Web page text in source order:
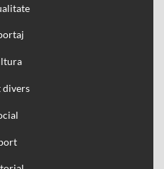
divers